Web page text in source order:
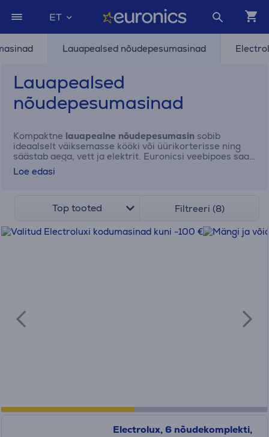
ET
Lauapealsed nõudepesumasinad
Lauapealsed
nõudepesumasinad
Kompaktne lauapealne nõudepesumasin sobib
ideaalselt väiksemasse kööki või üürikorterisse ning
säästab aega, vett ja elektrit. Euronicsi veebipoes saad
mudeleid mugavalt
funktsioonide järgi
Loe edasi
Top tooted Filtreeri (8)
Electrolux, 6 nõudekomplekti,